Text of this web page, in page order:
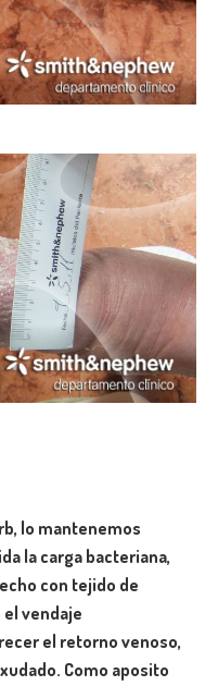
lo mantenemos
la carga bacteriana,
con tejido de
vendaje
el retorno venoso,
Como aposito